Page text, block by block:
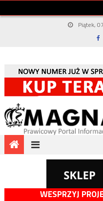
Piątek,
WESPRZYJ